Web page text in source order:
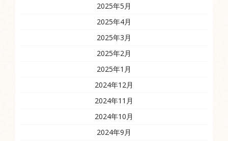
2025年5月
2025年4月
2025年3月
2025年2月
2025年1月
2024年12月
2024年11月
2024年10月
2024年9月